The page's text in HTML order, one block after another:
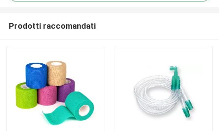
Prodotti raccomandati